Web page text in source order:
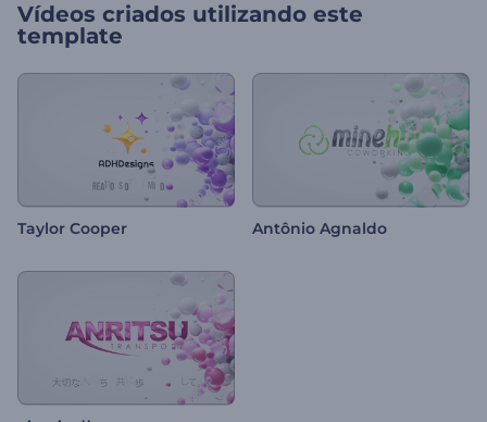
Vídeos criados utilizando este
template
Taylor Cooper Antônio Agnaldo